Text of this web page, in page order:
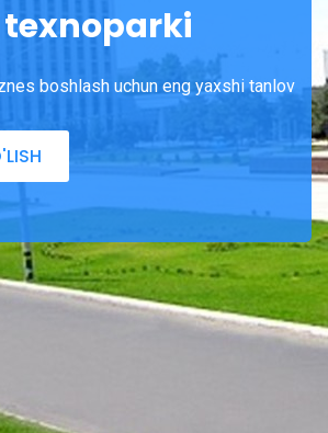
texnoparki
boshlash uchun eng yaxshi tanlov